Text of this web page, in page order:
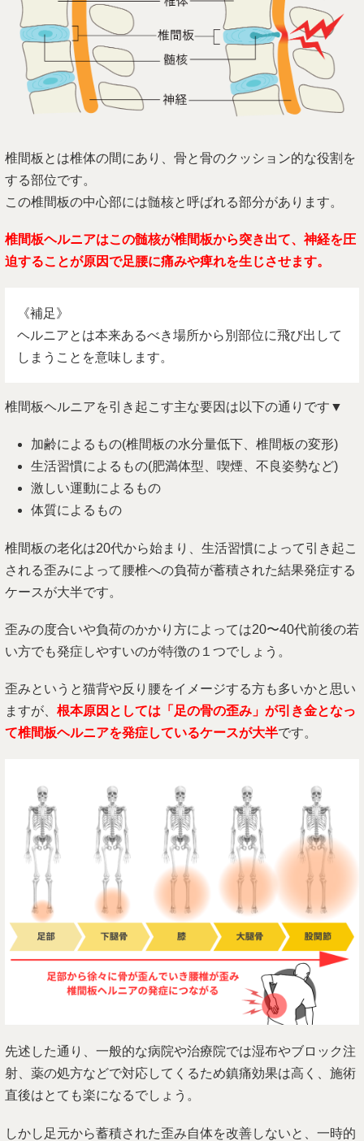
椎間板とは椎体の間にあり、骨と骨のクッション的な役割を
する部位です。
この椎間板の中心部には髄核と呼ばれる部分があります。
椎間板ヘルニアはこの髄核が椎間板から突き出て、神経を圧
迫することが原因で足腰に痛みや痺れを生じさせます。
《補足》
ヘルニアとは本来あるべき場所から別部位に飛び出して
しまうことを意味します。
椎間板ヘルニアを引き起こす主な要因は以下の通りです▼
加齢によるもの(椎間板の水分量低下、椎間板の変形)
生活習慣によるもの(肥満体型、喫煙、不良姿勢など)
激しい運動によるもの
体質によるもの
椎間板の老化は20代から始まり、生活習慣によって引き起こ
される歪みによって腰椎への負荷が蓄積された結果発症する
ケースが大半です。
歪みの度合いや負荷のかかり方によっては20〜40代前後の若
い方でも発症しやすいのが特徴の１つでしょう。
歪みというと猫背や反り腰をイメージする方も多いかと思い
ますが、 根本原因としては「足の骨の歪み」が引き金となっ
て椎間板ヘルニアを発症しているケースが大半です。
先述した通り、一般的な病院や治療院では湿布やブロック注
射、薬の処方などで対応してくるため鎮痛効果は高く、施術
直後はとても楽になるでしょう。
しかし足元から蓄積された歪み自体を改善しないと、一時的